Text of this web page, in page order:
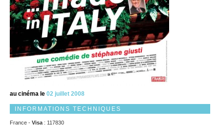
au cinéma le 02 juillet 2008
INFORMATIONS TECHNIQUES
France - Visa : 117830